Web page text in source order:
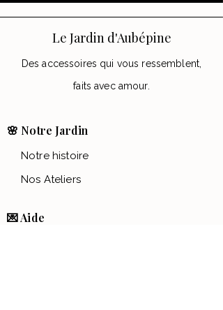
Le Jardin d'Aubépine
Des accessoires qui vous ressemblent,
faits avec amour.
🌸 Notre Jardin
Notre histoire
Nos Ateliers
💌 Aide